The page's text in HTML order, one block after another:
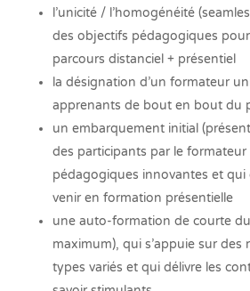
l’unicité / l’homogénéité
des objectifs pédagogiques pour
parcours distanciel + présentiel
la désignation d’un formateur
apprenants de bout en bout du
un embarquement initial
des participants par le formateur
pédagogiques innovantes et
venir en formation présentielle
une auto-formation de courte
maximum), qui s’appuie sur des
types variés et qui délivre les